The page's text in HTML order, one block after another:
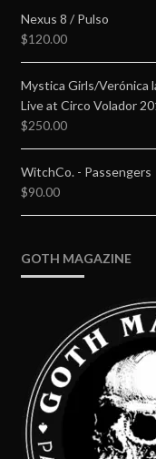
Nexus 8 / Pulso
$120.00
Mystica Girls/Verónica
Live at Circo Volador
$250.00
WitchCo. - Passengers
$90.00
GOTH MAGAZINE